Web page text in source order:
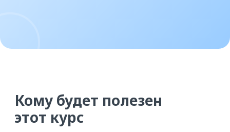
Которые только начинают свой
путь на ATI.SU или хотят
научиться быстрее закрывать
заявки на перевозку